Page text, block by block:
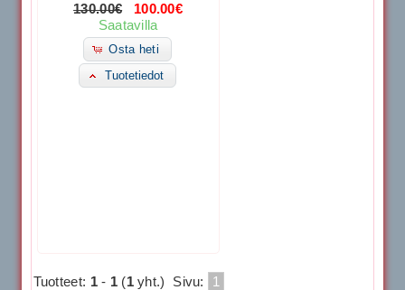
130.00€
100.00€
Saatavilla
Osta heti
Tuotetiedot
Tuotteet: 1- 1 (1yht.) Sivu: 1